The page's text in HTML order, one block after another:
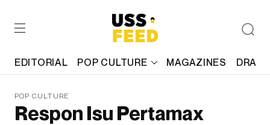
EDITORIAL POP CULTURE MAGAZINES
POP CULTURE
Respon Isu Pertamax